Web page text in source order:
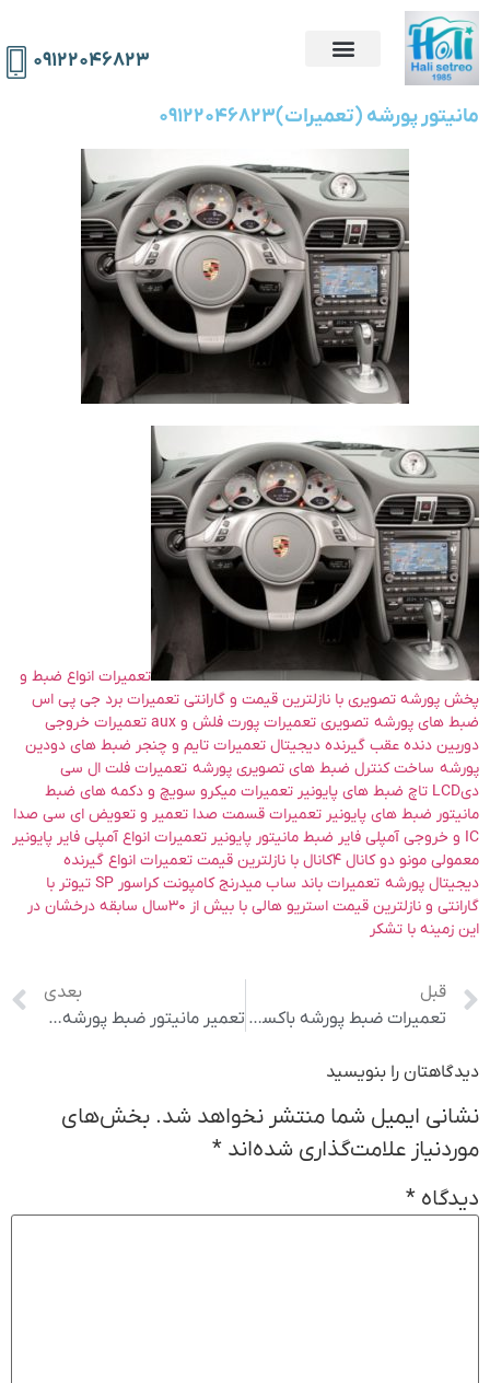
۰۹۱۲۲۰۴۶۸۲۳
مانیتور پورشه (تعمیرات)۰۹۱۲۲۰۴۶۸۲۳
تعمیرات انواع ضبط و
پخش پورشه تصویری با نازلترین قیمت و گارانتی تعمیرات برد جی پی اس
ضبط های پورشه تصویری تعمیرات پورت فلش و aux تعمیرات خروجی
دوربین دنده عقب گیرنده دیجیتال تعمیرات تایم و چنجر ضبط های دودین
پورشه ساخت کنترل ضبط های تصویری پورشه تعمیرات فلت ال سی
دیLCD تاچ ضبط های پایونیر تعمیرات میکرو سویچ و دکمه های ضبط
مانیتور ضبط های پایونیر تعمیرات قسمت صدا تعمیر و تعویض ای سی صدا
IC و خروجی آمپلی فایر ضبط مانیتور پایونیر تعمیرات انواع آمپلی فایر پایونیر
معمولی مونو دو کانال ۴کانال با نازلترین قیمت تعمیرات انواع گیرنده
دیجیتال پورشه تعمیرات باند ساب میدرنج کامپونت کراسور SP تیوتر با
گارانتی و نازلترین قیمت استریو هالی با بیش از ۳۰سال سابقه درخشان در
این زمینه با تشکر
قبل
تعمیرات ضبط پورشه باکستر۰۹۱۲۲۰۴۶۸۲۳ (تعمیرات)
بعدی
تعمیر مانیتور ضبط پورشه۰۹۱۲۲۰۴۶۸۲۳
دیدگاهتان را بنویسید
نشانی ایمیل شما منتشر نخواهد شد. بخش‌های
موردنیاز علامت‌گذاری شده‌اند *
دیدگاه *